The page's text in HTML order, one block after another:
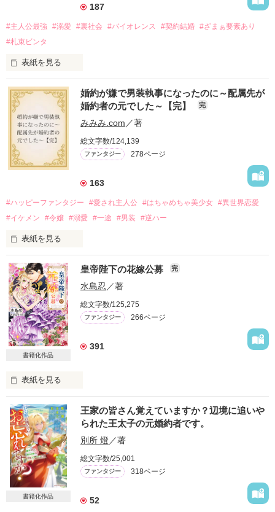
菜穂は、蓮の愛の重さを知る
蓮が仕組んだ策略は、菜穂は知る由もなく、甘い罠に堕ちてい
＊［ＸＯＸＯ＋I love you〜天敵上司が彼氏になったら甘々男で
した］のメインストーリーです
＼Berry's Cafe異世界ファンタジー特別連載①／
10名様に図書カード500円分をプレゼント！
2019年6月17日（月）13時まで!!
作品を読む
187
#主人公最強 #溺愛 #裏社会 #バイオレンス #契約結婚 #ざまぁ要素あり
#札束ビンタ
表紙を見る
かつては英雄と呼ばれた父は事業で失敗ばかり。
そのせいで極貧生活を送るオリヴィア・ディルムーンは、母が
倒れたことをきっかけに娼婦になり稼ごうと屋敷を飛び出し
た。
娼館（たぶん）の店主は札束でビンタしてくる謎の男。
金と引き換えに雇われたと思いきや……契約結婚だった！？
裏社会を牛耳るロベールは仮面をつけており、謎が多いが幸せ
な結婚生活を満喫中。
そこでロベールを慕うアリスに一方的に敵視され、嫌がらせを
勘違いから始まる初夜騒動に危険ばかりの血まみれ新婚生活。
出会いは最悪、結婚生活は最高……？
愛を知らない公爵と天然怪力令嬢の溺愛バイオレンスラブコメ
ディです。
＊この世界のお金はお札にさせてください。
＊なろう、カクヨム、アルファポリス掲載中
婚約が嫌で男装執事になったのに～配属先が
婚約者の元でした～【完】
完
みみみ.com ／著
総文字数/124,139
ファンタジー 278ページ
163
#ハッピーファンタジー #愛され主人公 #はちゃめちゃ美少女 #異世界恋愛
#イケメン
#令嬢 #溺愛 #一途 #男装 #逆ハー
表紙を見る
＼異世界ラブコメ×ハッピーファンタジー／
「いやっほぉぉおお〜い！！！！」
バンジーした侯爵令嬢の先にいたのは
甘いマスクの公爵様の頭上でした
そんな最悪の出会いを果たした二人
リリィ・ロゼッタ侯爵令嬢
ふんわりとした淡いピンクの髪に澄んだ水色の瞳
透き通るほど白い肌と華奢の手足
書籍化作品
皇帝陛下の花嫁公募 完
水島忍 ／著
総文字数/125,275
ファンタジー 266ページ
391
表紙を見る
没落貴族令嬢のリゼットは、子だくさんの家に生まれ、
長女の彼女にできるのは、玉の輿に乗ることだけ。
ある日、皇帝陛下アリステアの花嫁が国中から公募されること
になり、俄然張り切った。
花嫁に選ばれると、その父親が大金をもらえるらしい。
書籍化作品
王家の皆さん覚えていますか？辺境に追いや
られた王太子の元婚約者です。
別所 燈／著
総文字数/25,001
ファンタジー 318ページ
52